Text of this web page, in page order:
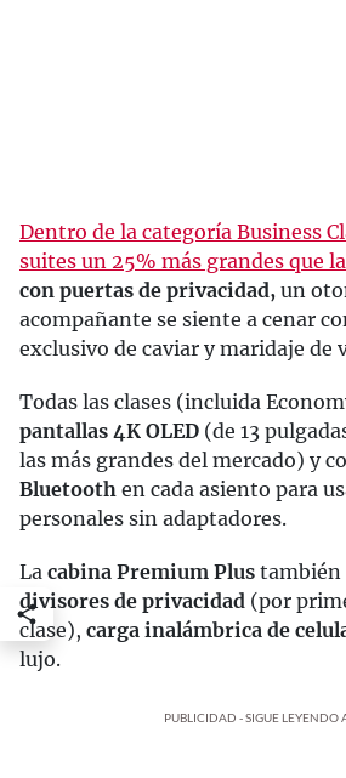
Dentro de la categoría Business
suites un 25% más grandes que
con puertas de privacidad, un
acompañante se siente a cenar
exclusivo de caviar y maridaje de
Todas las clases (incluida
pantallas 4K OLED (de 13
las más grandes del mercado) y
Bluetooth en cada asiento para
personales sin adaptadores.
La cabina Premium Plus también
divisores de privacidad (por
clase), carga inalámbrica de
lujo.
PUBLICIDAD - SIGUE LEYENDO